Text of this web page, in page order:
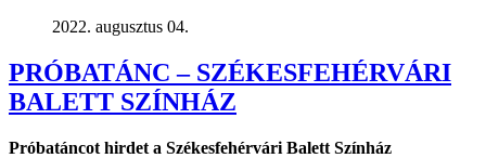
2022. augusztus 04.
PRÓBATÁNC – SZÉKESFEHÉRVÁRI
BALETT SZÍNHÁZ
Próbatáncot hirdet a Székesfehérvári Balett Színház